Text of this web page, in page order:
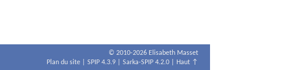
© 2010-2026 Elisabeth Masset
Plan du site
SPIP 4.3.9 Sarka-SPIP 4.2.0 Haut ↑